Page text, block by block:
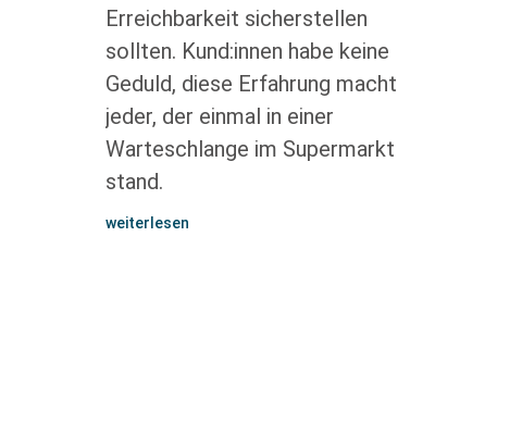
Erreichbarkeit sicherstellen
sollten. Kund:innen habe keine
Geduld, diese Erfahrung macht
jeder, der einmal in einer
Warteschlange im Supermarkt
stand.
weiterlesen